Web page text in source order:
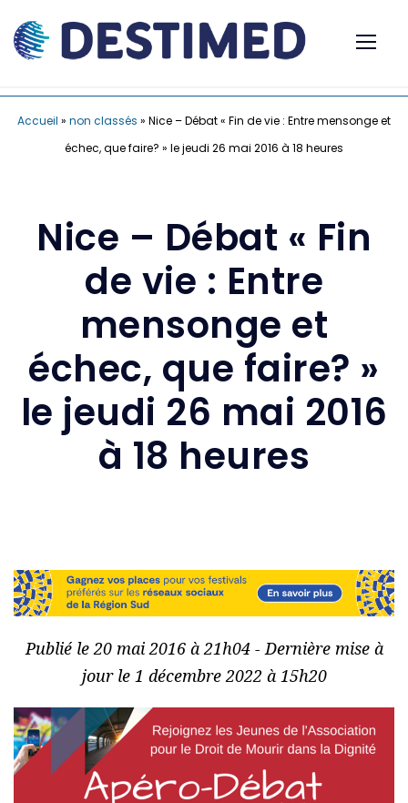
Accueil » non classés » Nice – Débat « Fin de vie : Entre mensonge et
échec, que faire? » le jeudi 26 mai 2016 à 18 heures
Nice – Débat « Fin
de vie : Entre
mensonge et
échec, que faire? »
le jeudi 26 mai 2016
à 18 heures
Publié le 20 mai 2016 à 21h04 - Dernière mise à
jour le 1 décembre 2022 à 15h20